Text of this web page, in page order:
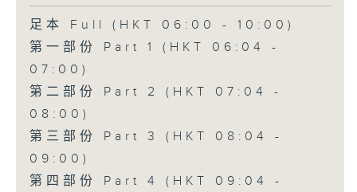
足本 Full (HKT 06:00 - 10:00)
第一部份 Part 1 (HKT 06:04 -
07:00)
第二部份 Part 2 (HKT 07:04 -
08:00)
第三部份 Part 3 (HKT 08:04 -
09:00)
第四部份 Part 4 (HKT 09:04 -